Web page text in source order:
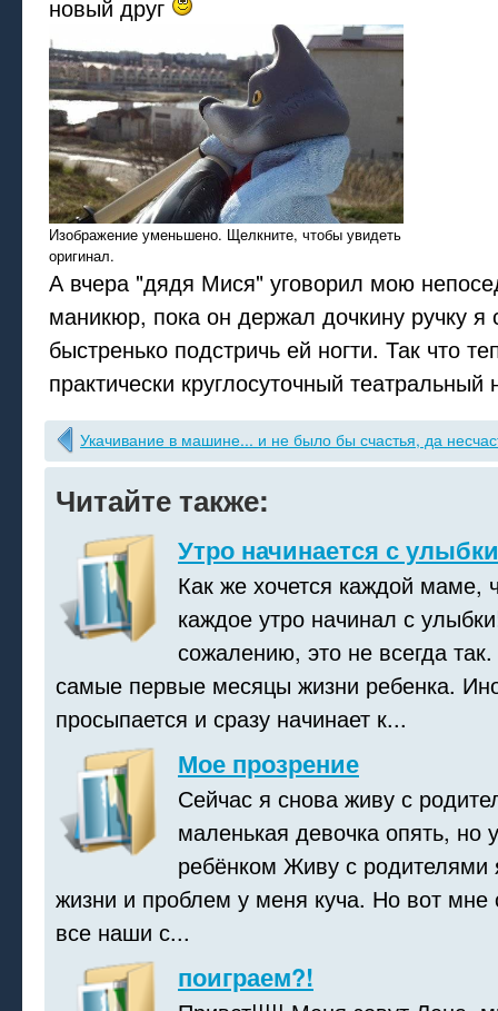
новый друг
Изображение уменьшено. Щелкните, чтобы увидеть
оригинал.
А вчера "дядя Мися" уговорил мою
маникюр, пока он держал дочкину ручку я
быстренько подстричь ей ногти. Так что
практически круглосуточный театральный
Укачивание в машине... и не было бы счастья, да
Читайте также:
Утро начинается с улыбки
Как же хочется каждой маме,
каждое утро начинал с
сожалению, это не всегда
самые первые месяцы жизни ребенка.
просыпается и сразу начинает к...
Мое прозрение
Сейчас я снова живу с
маленькая девочка опять, но
ребёнком Живу с родителями
жизни и проблем у меня куча. Но вот мне
все наши с...
поиграем?!